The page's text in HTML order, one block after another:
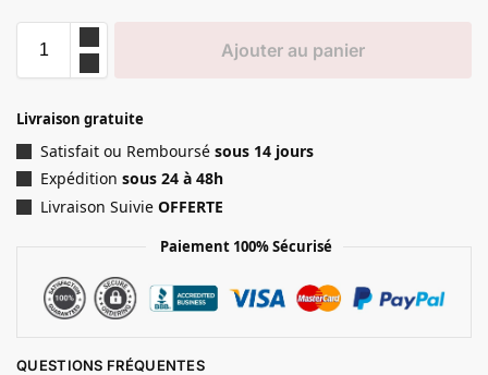
Ajouter au panier
Livraison gratuite
Satisfait ou Remboursé sous 14 jours
Expédition sous 24 à 48h
Livraison Suivie OFFERTE
Paiement 100% Sécurisé
QUESTIONS FRÉQUENTES